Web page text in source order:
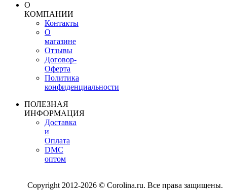
О
КОМПАНИИ
Контакты
О
магазине
Отзывы
Договор-
Оферта
Политика
конфиденциальности
ПОЛЕЗНАЯ
ИНФОРМАЦИЯ
Доставка
и
Оплата
DMC
оптом
Copyright 2012-2026 © Corolina.ru. Все права защищены.